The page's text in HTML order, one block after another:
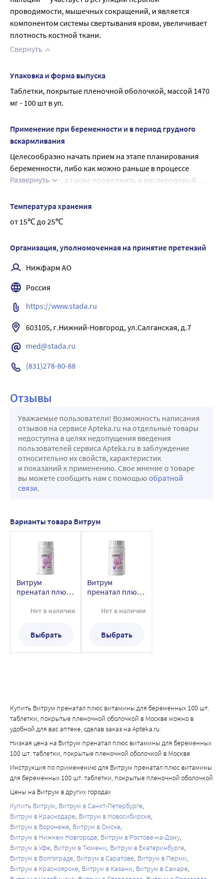
проводимости, мышечных сокращений, и является
компонентом системы свертывания крови, увеличивает
плотность костной ткани.
Свернуть
Упаковка и форма выпуска
Таблетки, покрытые пленочной оболочкой, массой 1470
мг - 100 шт в уп.
Применение при беременности и в период грудного
вскармливания
Целесообразно начать прием на этапе планирования
беременности, либо как можно раньше в процессе
беременности, а также продолжить в послеродовый
Развернуть
Температура хранения
от 15℃ до 25℃
Организация, уполномоченная на принятие претензий
Нижфарм АО
Россия
https://www.stada.ru
603105, г.Нижний-Новгород, ул.Салганская, д.7
med@stada.ru
(831)278-80-88
Отзывы
Уважаемые пользователи! Возможность написания
отзывов на сервисе Apteka.ru на отдельные товары
недоступна в целях недопущения введения
пользователей сервиса Apteka.ru в заблуждение
относительно их свойств, характеристик
и показаний к применению. Свое мнение о товаре
вы можете сообщить нам с помощью обратной
связи.
Варианты товара Витрум
Витрум
пренатал плюс
беременных 30
покрытые
пленочной
Нет в наличии
Выбрать
Витрум
пренатал плюс
беременных 100
покрытые
пленочной
Нет в наличии
Выбрать
Купить Витрум пренатал плюс витамины для беременных 100 шт.
таблетки, покрытые пленочной оболочкой в Москве можно в
удобной для вас аптеке, сделав заказ на Apteka.ru.
Низкая цена на Витрум пренатал плюс витамины для беременных
100 шт. таблетки, покрытые пленочной оболочкой в Москве
Инструкция по применению для Витрум пренатал плюс витамины
для беременных 100 шт. таблетки, покрытые пленочной оболочкой
Цены на Витрум в других городах
Купить Витрум Витрум в Санкт-Петербурге
Витрум в Краснодаре Витрум в Новосибирске
Витрум в Воронеже Витрум в Омске
Витрум в Нижнем Новгороде Витрум в Ростове-на-Дону
Витрум в Уфе Витрум в Тюмени Витрум в Екатеринбурге
Витрум в Волгограде Витрум в Саратове Витрум в Перми
Витрум в Красноярске Витрум в Казани Витрум в Самаре